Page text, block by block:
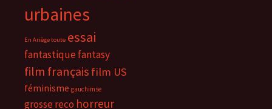
urbaines
En Ariège toute essai
fantastiquefantasy
film français film US
féminisme gauchimse
grosse reco horreur